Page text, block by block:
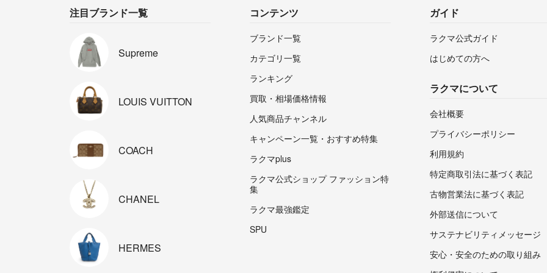
注目ブランド一覧
Supreme
LOUIS VUITTON
COACH
CHANEL
HERMES
コンテンツ
ブランド一覧
カテゴリ一覧
ランキング
買取・相場価格情報
人気商品チャンネル
キャンペーン一覧・おすすめ特集
ラクマplus
ラクマ公式ショップ ファッション特
集
ラクマ最強鑑定
SPU
ガイド
ラクマ公式ガイド
はじめての方へ
ラクマについて
会社概要
プライバシーポリシー
利用規約
特定商取引法に基づく表記
古物営業法に基づく表記
外部送信について
サステナビリティメッセージ
安心・安全のための取り組み